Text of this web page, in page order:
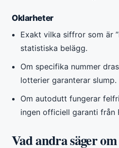
Oklarheter
Exakt vilka siffror som är
statistiska belägg.
Om specifika nummer
lotterier garanterar slump.
Om autodutt fungerar
ingen officiell garanti från
Vad andra säger